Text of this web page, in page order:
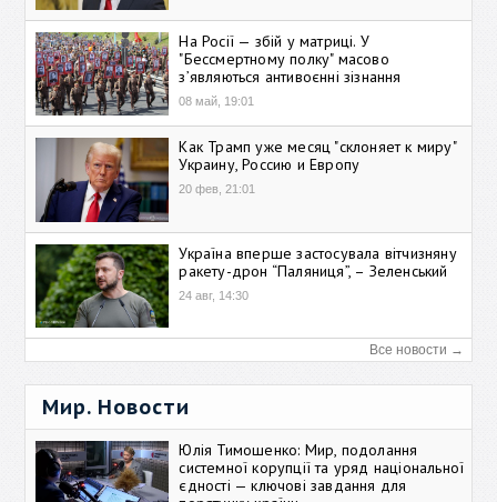
На Росії — збій у матриці. У
"Бессмертному полку" масово
зʼявляються антивоєнні зізнання
08 май, 19:01
Как Трамп уже месяц "склоняет к миру"
Украину, Россию и Европу
20 фев, 21:01
Україна вперше застосувала вітчизняну
ракету-дрон “Паляниця”, – Зеленський
24 авг, 14:30
Все новости →
Мир. Новости
Юлія Тимошенко: Мир, подолання
системної корупції та уряд національної
єдності — ключові завдання для